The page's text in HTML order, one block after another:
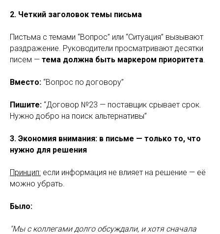
2. Четкий заголовок темы письма
Пистьма с темами “Вопрос” или “Ситуация” вызывают
раздражение. Руководители просматривают десятки
писем — тема должна быть маркером приоритета.
Вместо: “Вопрос по договору”
Пишите: “Договор №23 — поставщик срывает срок.
Нужно добро на поиск альтернативы”
3. Экономия внимания: в письме — только то, что
нужно для решения
Принцип: если информация не влияет на решение — её
можно убрать.
Было:
"Мы с коллегами долго обсуждали, и хотя сначала